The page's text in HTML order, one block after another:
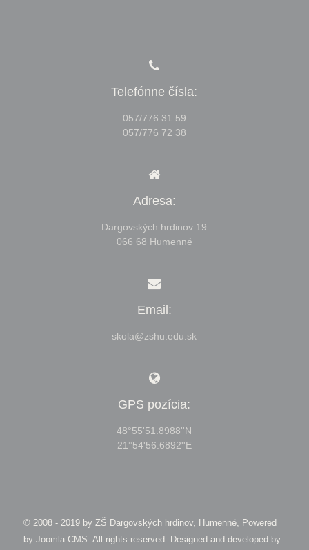
Telefónne čísla:
057/776 31 59
057/776 72 38
Adresa:
Dargovských hrdinov 19
066 68 Humenné
Email:
skola@zshu.edu.sk
GPS pozícia:
48°55'51.8988''N
21°54'56.6892''E
© 2008 - 2019 by ZŠ Dargovských hrdinov, Humenné, Powered
by Joomla CMS. All rights reserved. Designed and developed by